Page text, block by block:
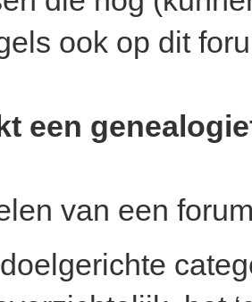
ook op dit
een
van een